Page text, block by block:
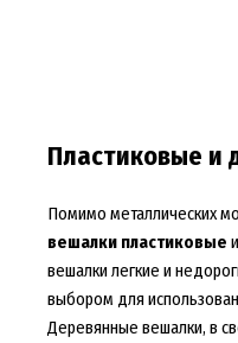
Пластиковые и
Помимо металлических
вешалки пластиковые и
вешалки легкие и
выбором для
Деревянные вешалки, в